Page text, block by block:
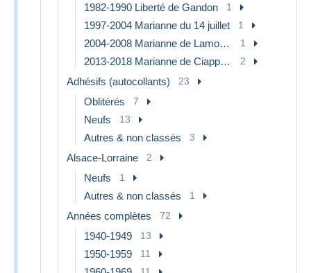
1982-1990 Liberté de Gandon 1
1997-2004 Marianne du 14 juillet 1
2004-2008 Marianne de Lamouche 1
2013-2018 Marianne de Ciappa-Kawena 2
Adhésifs (autocollants) 23
Oblitérés 7
Neufs 13
Autres & non classés 3
Alsace-Lorraine 2
Neufs 1
Autres & non classés 1
Années complètes 72
1940-1949 13
1950-1959 11